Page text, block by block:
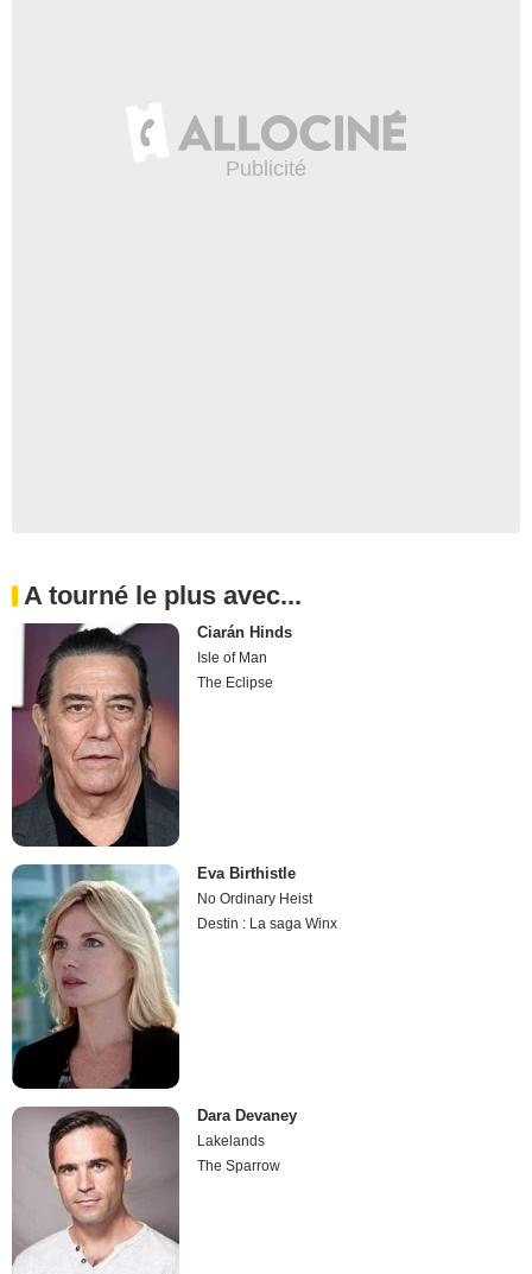
A tourné le plus avec...
Ciarán Hinds
Isle of Man
The Eclipse
Eva Birthistle
No Ordinary Heist
Destin : La saga Winx
Dara Devaney
Lakelands
The Sparrow